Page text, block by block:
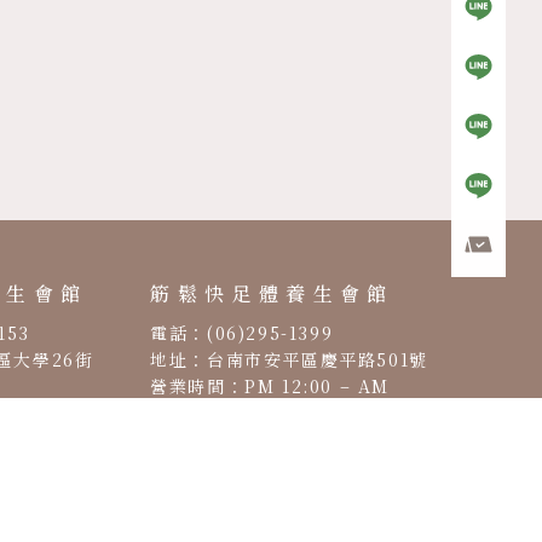
會館
大學26街
筋鬆快足體養生會館
電話：(06)295-1399
地址：台南市安平區慶平路501號
營業時間：PM 12:00 – AM